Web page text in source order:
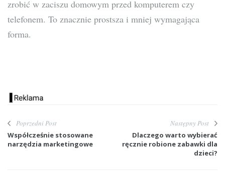
zrobić w zaciszu domowym przed komputerem czy
telefonem. To znacznie prostsza i mniej wymagająca
forma.
Poprzedni Post
Współcześnie stosowane
narzędzia marketingowe
Następny Post
Dlaczego warto wybierać
ręcznie robione zabawki dla
dzieci?